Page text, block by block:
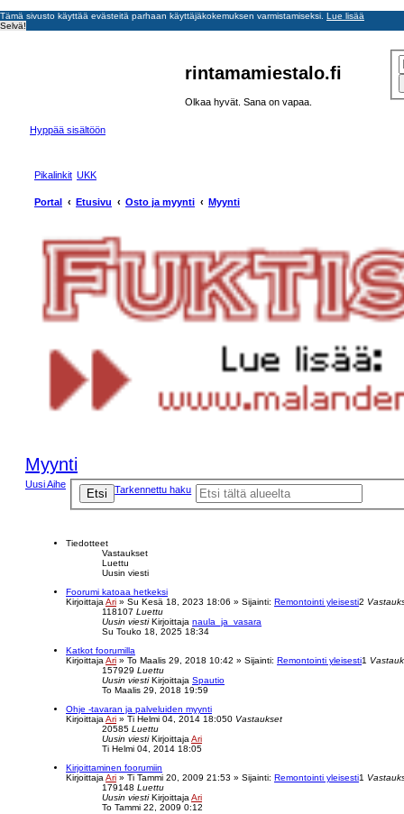
Tämä sivusto käyttää evästeitä parhaan käyttäjäkokemuksen varmistamiseksi. Lue lisää
Selvä!
rintamamiestalo.fi
Olkaa hyvät. Sana on vapaa.
Hyppää sisältöön
Pikalinkit UKK
Portal Etusivu Osto ja myynti Myynti
Myynti
Uusi Aihe
Etsi Tarkennettu haku
Tiedotteet
Vastaukset
Luettu
Uusin viesti
Foorumi katoaa hetkeksi
KirjoittajaAri » Su Kesä 18, 2023 18:06 » Sijainti: Remontointi yleisesti2
118107 Luettu
Uusin viesti Kirjoittaja naula_ja_vasara
Su Touko 18, 2025 18:34
Katkot foorumilla
KirjoittajaAri » To Maalis 29, 2018 10:42 » Sijainti: Remontointi yleisesti1
157929 Luettu
Uusin viesti Kirjoittaja Spautio
To Maalis 29, 2018 19:59
Ohje -tavaran ja palveluiden myynti
KirjoittajaAri » Ti Helmi 04, 2014 18:050 Vastaukset
20585 Luettu
Uusin viesti KirjoittajaAri
Ti Helmi 04, 2014 18:05
Kirjoittaminen foorumiin
KirjoittajaAri » Ti Tammi 20, 2009 21:53 » Sijainti: Remontointi yleisesti1
179148 Luettu
Uusin viesti KirjoittajaAri
To Tammi 22, 2009 0:12